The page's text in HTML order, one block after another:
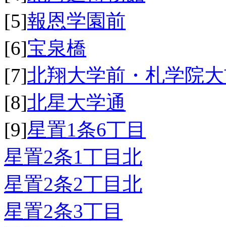
[5]報恩学園前
[6]宝泉橋
[7]北翔大学前・札学院
[8]北星大学通
[9]星置1条6丁目
星置2条1丁目北
星置2条2丁目北
星置2条3丁目